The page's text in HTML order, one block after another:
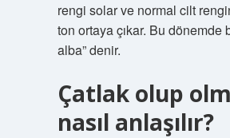
rengi solar ve normal cilt
ton ortaya çıkar. Bu dönemde
alba” denir.
Çatlak olup
nasıl anlaşılır?